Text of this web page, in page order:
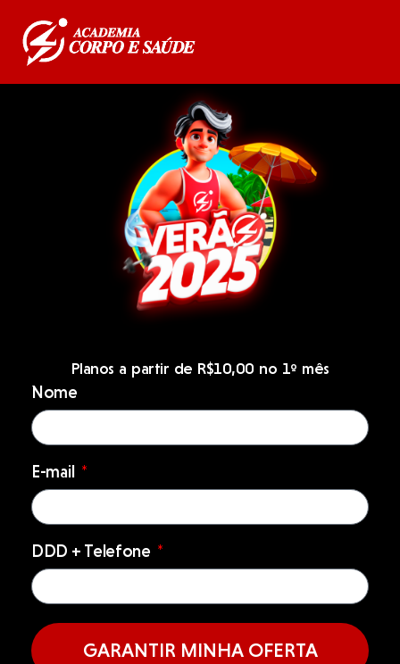
Planos a partir de R$10,00 no 1º mês
Nome
E-mail
DDD + Telefone
GARANTIR MINHA OFERTA